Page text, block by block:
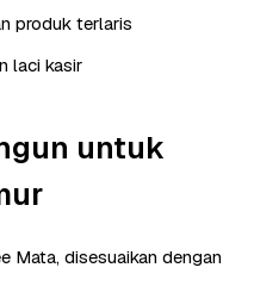
produk terlaris
laci kasir
untuk
Mata, disesuaikan dengan